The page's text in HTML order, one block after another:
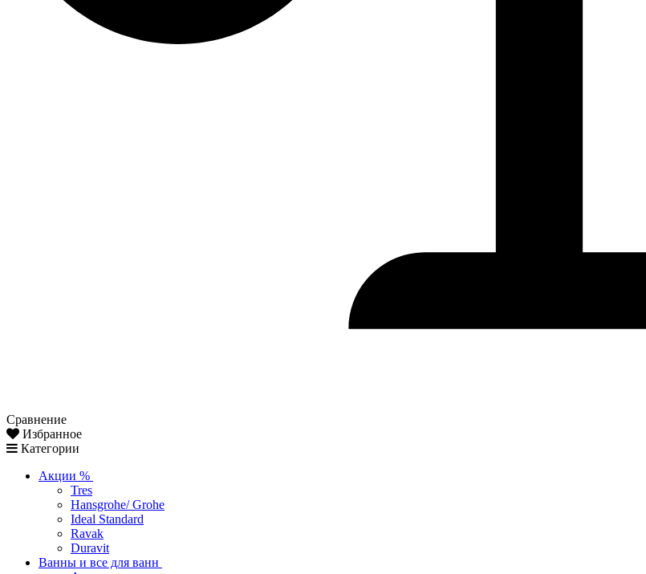
Сравнение
Избранное
Категории
Акции %
Tres
Hansgrohe/ Grohe
Ideal Standard
Ravak
Duravit
Ванны и все для ванн